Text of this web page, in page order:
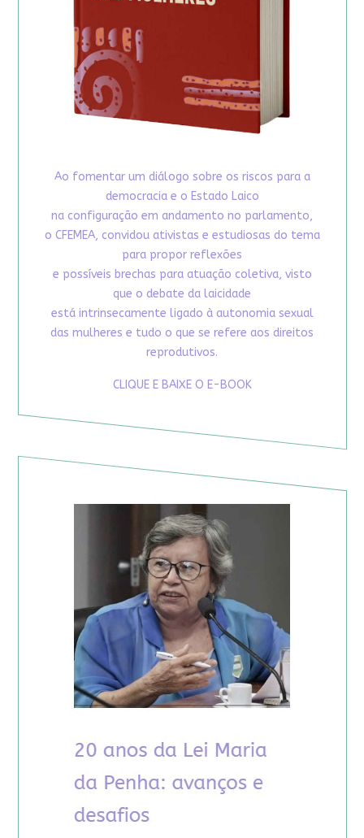
Ao fomentar um diálogo sobre os riscos para a
democracia e o Estado Laico
na configuração em andamento no parlamento,
o CFEMEA, convidou ativistas e estudiosas do tema
para propor reflexões
e possíveis brechas para atuação coletiva, visto
que o debate da laicidade
está intrinsecamente ligado à autonomia sexual
das mulheres e tudo o que se refere aos direitos
reprodutivos.
CLIQUE E BAIXE O E-BOOK